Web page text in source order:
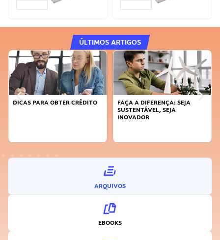
ÚLTIMOS ARTIGOS
DICAS PARA OBTER CRÉDITO
FAÇA A DIFERENÇA: SEJA
SUSTENTÁVEL, SEJA
INOVADOR
ARQUIVOS
EBOOKS